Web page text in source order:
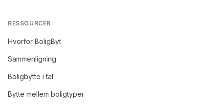
RESSOURCER
Hvorfor BoligByt
Sammenligning
Boligbytte i tal
Bytte mellem boligtyper